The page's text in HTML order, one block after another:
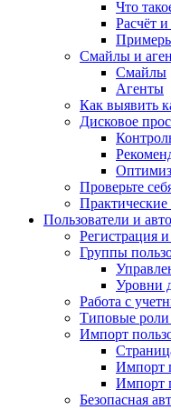
Что
Расчёт
Смайлы и
Смайлы
Агенты
Как выявить
Дисковое
Проверьте
Практические
Пользователи и
Регистрация
Группы
Уровни
Работа с
Типовые роли
Импорт
Импорт
Импорт
Безопасная